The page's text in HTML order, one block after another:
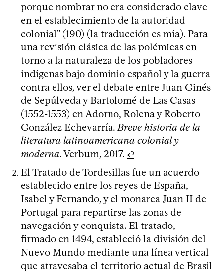
porque nombrar no era considerado clave
en el establecimiento de la autoridad
colonial” (190) (la traducción es mía). Para
una revisión clásica de las polémicas en
torno a la naturaleza de los pobladores
indígenas bajo dominio español y la guerra
contra ellos, ver el debate entre Juan Ginés
de Sepúlveda y Bartolomé de Las Casas
(1552-1553) en Adorno, Rolena y Roberto
González Echevarría.Breve historia de la
literatura latinoamericana colonial y
moderna. Verbum, 2017. ↩
El Tratado de Tordesillas fue un acuerdo
establecido entre los reyes de España,
Isabel y Fernando, y el monarca Juan II de
Portugal para repartirse las zonas de
navegación y conquista. El tratado,
firmado en 1494, estableció la división del
Nuevo Mundo mediante una línea vertical
que atravesaba el territorio actual de Brasil